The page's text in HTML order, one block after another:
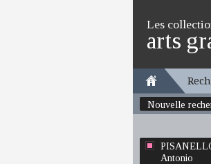
Les
arts
Nouvelle
Antonio